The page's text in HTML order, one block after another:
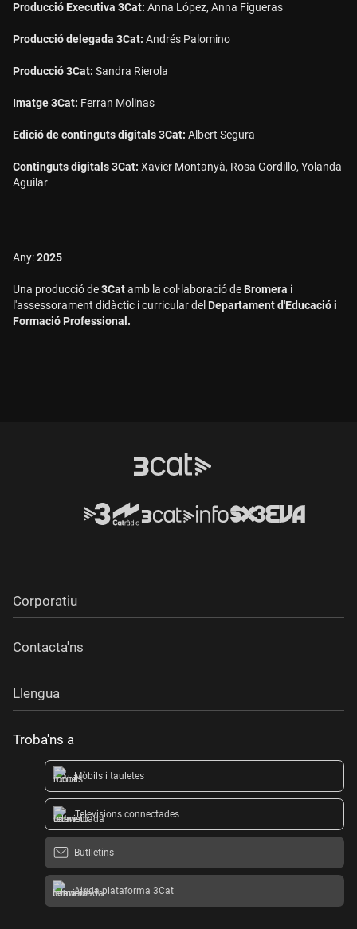
Producció Executiva 3Cat: Anna López, Anna Figueras
Producció delegada 3Cat: Andrés Palomino
Producció 3Cat: Sandra Rierola
Imatge 3Cat: Ferran Molinas
Edició de continguts digitals 3Cat: Albert Segura
Continguts digitals 3Cat: Xavier Montanyà, Rosa Gordillo, Yolanda
Aguilar
Any:2025
Una producció de3Catamb la col·laboració de Bromera i
l'assessorament didàctic i curricular del Departament d'Educació i
Formació Professional.
Corporatiu
Contacta'ns
Llengua
Troba'ns a
Mòbils i tauletes
Televisions connectades
Butlletins
Ajuda plataforma 3Cat